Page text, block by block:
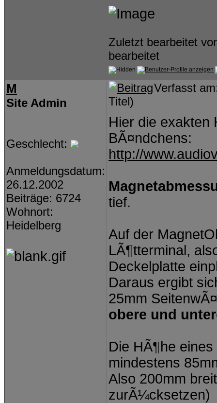
Zuletzt bearbeitet
bearbeitet
M
Site Admin
Geschlecht:
Anmeldungsdatum:
26.12.2002
Beiträge: 6724
Wohnort:
Heidelberg
Verfasst
Titel)
Hier die exakten
BÃ¤ndchens:
http://
tief.
Auf der
LÃ¶tterminal,
Deckelplatte
Daraus ergibt
25mm
obere und
Die HÃ¶he
mindestens
Also 200mm
zurÃ¼cksetzen)